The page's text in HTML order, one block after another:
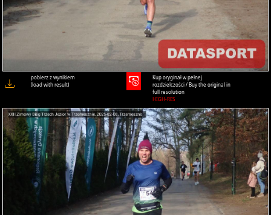
pobierz z wynikiem
(load with result)
Kup oryginał w pełnej
rozdzielczości / Buy the original in
full resolution
HIGH-RES